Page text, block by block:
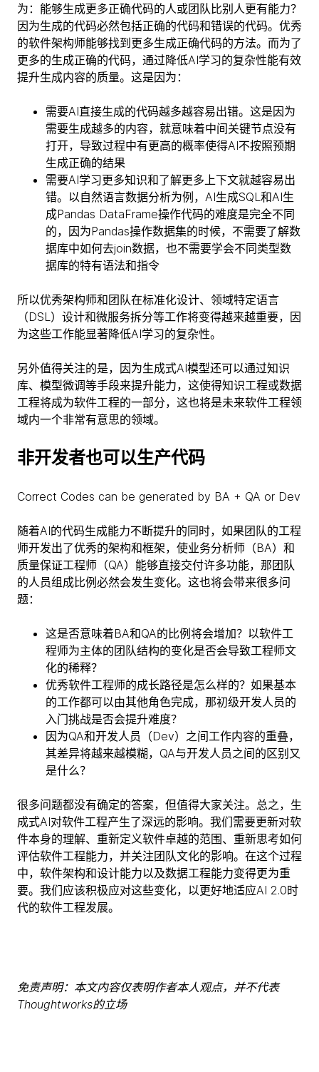
为：能够生成更多正确代码的人或团队比别人更有能力？
因为生成的代码必然包括正确的代码和错误的代码。优秀
的软件架构师能够找到更多生成正确代码的方法。而为了
更多的生成正确的代码，通过降低AI学习的复杂性能有效
提升生成内容的质量。这是因为：
需要AI直接生成的代码越多越容易出错。这是因为
需要生成越多的内容，就意味着中间关键节点没有
打开，导致过程中有更高的概率使得AI不按照预期
生成正确的结果
需要AI学习更多知识和了解更多上下文就越容易出
错。以自然语言数据分析为例，AI生成SQL和AI生
成Pandas DataFrame操作代码的难度是完全不同
的，因为Pandas操作数据集的时候，不需要了解数
据库中如何去join数据，也不需要学会不同类型数
据库的特有语法和指令
所以优秀架构师和团队在标准化设计、领域特定语言
（DSL）设计和微服务拆分等工作将变得越来越重要，因
为这些工作能显著降低AI学习的复杂性。
另外值得关注的是，因为生成式AI模型还可以通过知识
库、模型微调等手段来提升能力，这使得知识工程或数据
工程将成为软件工程的一部分，这也将是未来软件工程领
域内一个非常有意思的领域。
非开发者也可以生产代码
Correct Codes can be generated by BA + QA or Dev
随着AI的代码生成能力不断提升的同时，如果团队的工程
师开发出了优秀的架构和框架，使业务分析师（BA）和
质量保证工程师（QA）能够直接交付许多功能，那团队
的人员组成比例必然会发生变化。这也将会带来很多问
题：
这是否意味着BA和QA的比例将会增加？以软件工
程师为主体的团队结构的变化是否会导致工程师文
化的稀释？
优秀软件工程师的成长路径是怎么样的？如果基本
的工作都可以由其他角色完成，那初级开发人员的
入门挑战是否会提升难度？
因为QA和开发人员（Dev）之间工作内容的重叠，
其差异将越来越模糊，QA与开发人员之间的区别又
是什么？
很多问题都没有确定的答案，但值得大家关注。总之，生
成式AI对软件工程产生了深远的影响。我们需要更新对软
件本身的理解、重新定义软件卓越的范围、重新思考如何
评估软件工程能力，并关注团队文化的影响。在这个过程
中，软件架构和设计能力以及数据工程能力变得更为重
要。我们应该积极应对这些变化，以更好地适应AI 2.0时
代的软件工程发展。
免责声明：本文内容仅表明作者本人观点，并不代表
Thoughtworks的立场